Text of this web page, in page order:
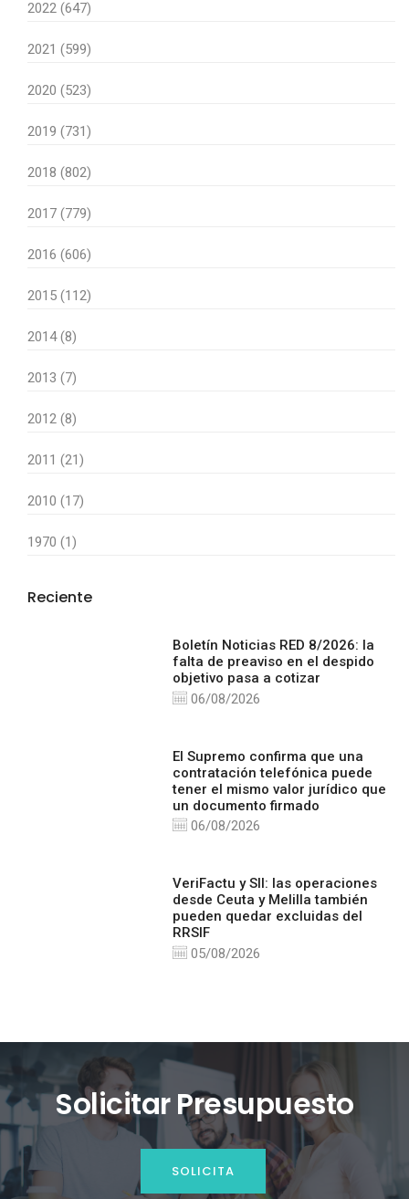
2022 (647)
2021 (599)
2020 (523)
2019 (731)
2018 (802)
2017 (779)
2016 (606)
2015 (112)
2014 (8)
2013 (7)
2012 (8)
2011 (21)
2010 (17)
1970 (1)
Reciente
Boletín Noticias RED 8/2026: la
falta de preaviso en el despido
objetivo pasa a cotizar
06/08/2026
El Supremo confirma que una
contratación telefónica puede
tener el mismo valor jurídico que
un documento firmado
06/08/2026
VeriFactu y SII: las operaciones
desde Ceuta y Melilla también
pueden quedar excluidas del
RRSIF
05/08/2026
Solicitar Presupuesto
SOLICITA